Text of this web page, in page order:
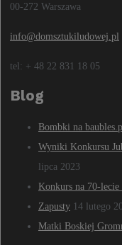
00-272 Warszawa
info@domsztukiludowej.pl
tel: + 48 22 831 18 05
Blog
Bombki na
Wyniki Konkursu
lipca 2023
Konkurs na 70-
Zapusty 14 lutego
Matki Boskiej